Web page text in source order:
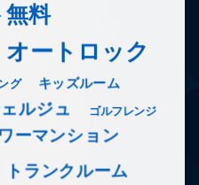
料
オートロック
グ キッズルーム
ルジュ ゴルフレンジ
ーマンション
トランクルーム